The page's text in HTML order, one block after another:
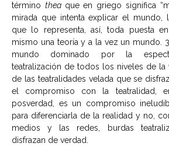
término thea que en griego significa
mirada que intenta explicar el mundo,
que lo representa, así, toda puesta
mismo una teoría y a la vez un mundo.
mundo dominado por la
teatralización de todos los niveles de la
de las teatralidades velada que se
el compromiso con la teatralidad,
posverdad, es un compromiso
para diferenciarla de la realidad y no,
medios y las redes, burdas
disfrazan de verdad.